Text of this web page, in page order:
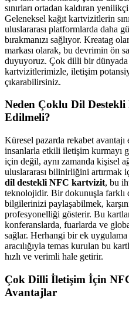
sınırları ortadan kaldıran
Geleneksel kağıt kartvizitlerin
uluslararası platformlarda daha
bırakmanızı sağlıyor. Kreatag
markası olarak, bu devrimin ön
duyuyoruz. Çok dilli bir
kartvizitlerimizle, iletişim
çıkarabilirsiniz.
Neden Çoklu Dil
Edilmeli?
Küresel pazarda rekabet
insanlarla etkili iletişim kurmayı
için değil, aynı zamanda kişisel
uluslararası bilinirliğini artırmak
dil destekli NFC kartvizit, bu
teknolojidir. Bir dokunuşla farklı
bilgilerinizi paylaşabilmek,
profesyonelliği gösterir. Bu
konferanslarda, fuarlarda ve
sağlar. Herhangi bir ek
aracılığıyla temas kurulan bu
hızlı ve verimli hale getirir.
Çok Dilli İletişim İçin
Avantajlar